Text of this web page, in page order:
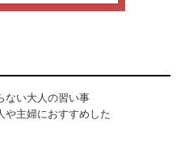
ない大人の習い事
主婦におすすめした